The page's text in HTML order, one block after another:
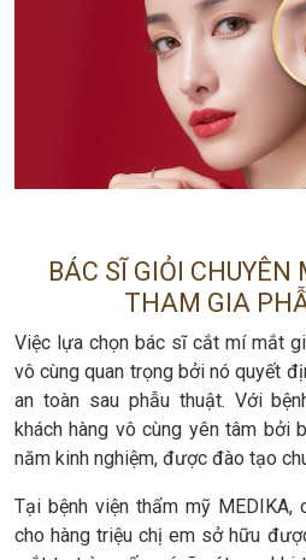
BÁC SĨ GIỎI CHUYÊN
THAM GIA
Việc lựa chọn bác sĩ cắt mí mắt
vô cùng quan trọng bởi nó quyết
an toàn sau phẫu thuật. Với
khách hàng vô cùng yên tâm bởi
năm kinh nghiệm, được đào tạo
Tại bệnh viện thẩm mỹ
cho hàng triệu chị em sở hữu